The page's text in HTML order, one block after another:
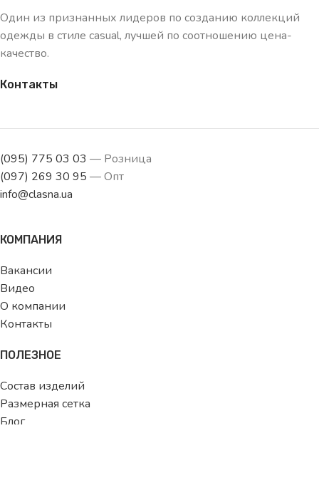
Один из признанных лидеров по созданию коллекций
одежды в стиле casual, лучшей по соотношению цена-
качество.
Контакты
(095) 775 03 03 — Розница
(097) 269 30 95 — Опт
info@clasna.ua
КОМПАНИЯ
Вакансии
Видео
О компании
Контакты
ПОЛЕЗНОЕ
Состав изделий
Размерная сетка
Блог